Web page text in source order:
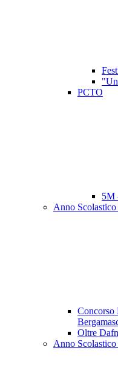
PCTO
5M
Anno
Concorso
Oltre
Anno Scolastico